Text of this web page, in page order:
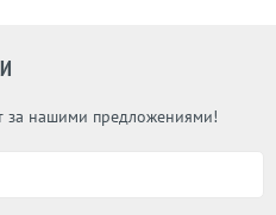
за нашими предложениями!